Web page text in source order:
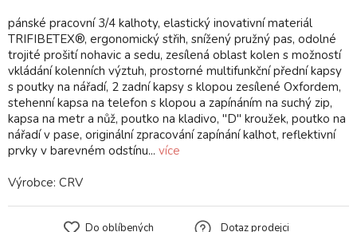
pánské pracovní 3/4 kalhoty, elastický inovativní materiál
TRIFIBETEX®, ergonomický střih, snížený pružný pas, odolné
trojité prošití nohavic a sedu, zesílená oblast kolen s možností
vkládání kolenních výztuh, prostorné multifunkční přední kapsy
s poutky na nářadí, 2 zadní kapsy s klopou zesílené Oxfordem,
stehenní kapsa na telefon s klopou a zapínáním na suchý zip,
kapsa na metr a nůž, poutko na kladivo, "D" kroužek, poutko na
nářadí v pase, originální zpracování zapínání kalhot, reflektivní
prvky v barevném odstínu... více
Výrobce: CRV
Do oblíbených
Dotaz prodejci